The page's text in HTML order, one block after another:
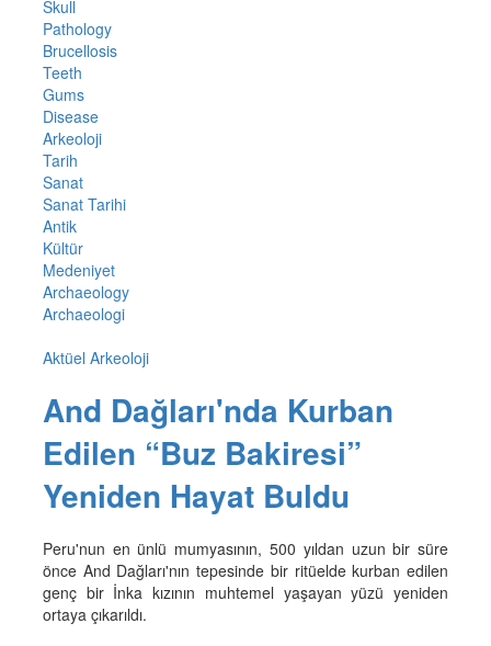
Skull
Pathology
Brucellosis
Teeth
Gums
Disease
Arkeoloji
Tarih
Sanat
Sanat Tarihi
Antik
Kültür
Medeniyet
Archaeology
Archaeologi
Aktüel Arkeoloji
And Dağları'nda Kurban
Edilen “Buz Bakiresi”
Yeniden Hayat Buldu
Peru'nun en ünlü mumyasının, 500 yıldan uzun bir süre
önce And Dağları'nın tepesinde bir ritüelde kurban edilen
genç bir İnka kızının muhtemel yaşayan yüzü yeniden
ortaya çıkarıldı.